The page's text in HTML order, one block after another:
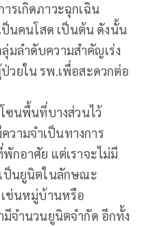
รเกิดภาวะฉุกเฉิน
ป็นคนโสด เป็นต้น ดังนั้น
มลำดับความสำคัญเร่ง
ยใน รพ.เพื่อสะดวกต่อ
โซนพื้นที่บางส่วนไว้
วามจำเป็นทางการ
กอาศัย แต่เราจะไม่มี
ป็นยูนิตในลักษณะ
เช่นหมู่บ้านหรือ
มีจำนวนยูนิตจำกัด อีกทั้ง